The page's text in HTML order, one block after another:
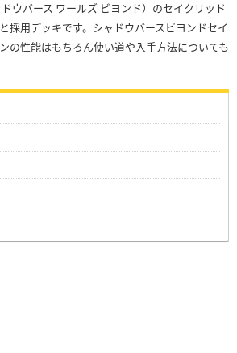
ウバース ワールズ ビヨンド）のセイクリッド
採用デッキです。シャドウバースビヨンドセイ
の性能はもちろん使い道や入手方法についても